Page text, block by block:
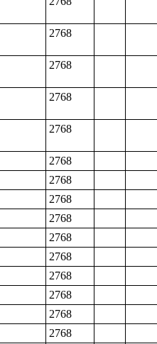
2768
2768
2768
2768
2768
2768
2768
2768
2768
2768
2768
2768
2768
2768